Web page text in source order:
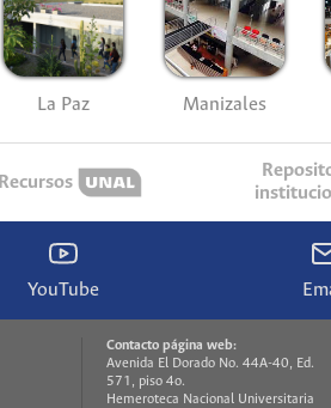
La Paz Manizales
Recursos
YouTube
Contacto página web:
Avenida El Dorado No. 44A-40, Ed.
571, piso 4o.
Hemeroteca Nacional Universitaria